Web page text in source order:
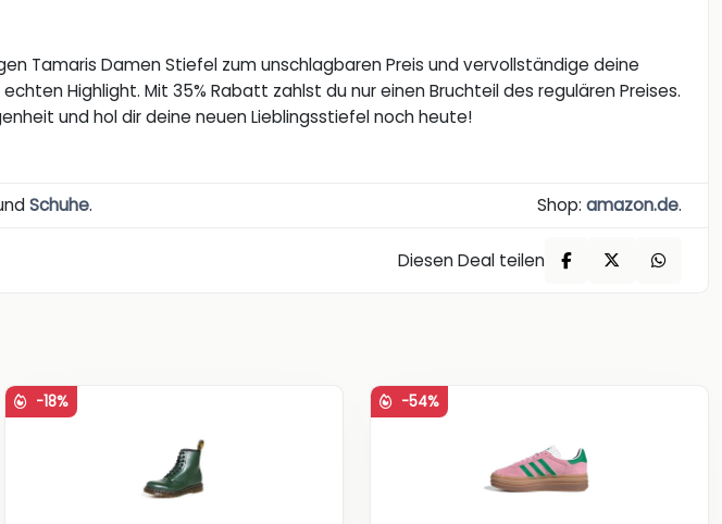
Tamaris Damen Stiefel zum unschlagbaren Preis und vervollständige deine
Highlight. Mit 35% Rabatt zahlst du nur einen Bruchteil des regulären Preises.
und hol dir deine neuen Lieblingsstiefel noch heute!
Schuhe. Shop: amazon.de.
Diesen Deal teilen
-18% -54%